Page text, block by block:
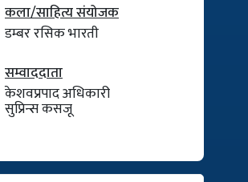
कला/साहित्य संयोजक
डम्बर रसिक भारती
सम्वाददाता
केशवप्रपाद अधिकारी
सुप्रिन्स कसजू